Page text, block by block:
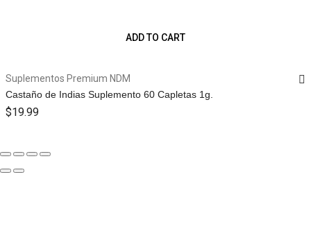
ADD TO CART
Suplementos Premium NDM
Castaño de Indias Suplemento 60 Capletas 1g.
$19.99